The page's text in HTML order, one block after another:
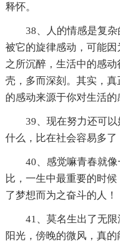
释怀。
38、人的情感是复
被它的旋律感动，可能
之所沉醉，生活中的感
壳，多而深刻。其实，
的感动来源于你对生活的
39、现在努力还可
什么，比在社会容易多了
40、感觉嘛青春就
比，一生中最重要的时
了梦想而为之奋斗的人！
41、莫名生出了无
阳光，傍晚的微风，真的